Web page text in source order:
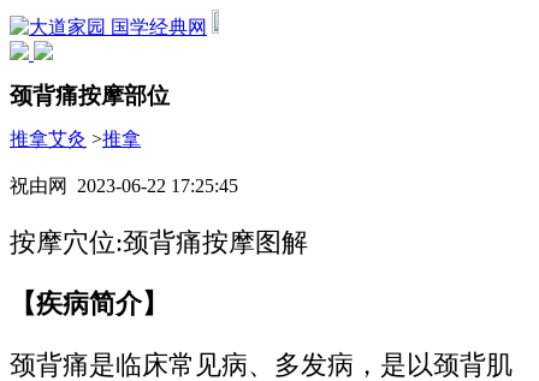
国学经典网
颈背痛按摩部位
推拿艾灸 >推拿
祝由网 2023-06-22 17:25:45
按摩穴位:颈背痛按摩图解
【疾病简介】
颈背痛是临床常见病、多发病，是以颈背肌